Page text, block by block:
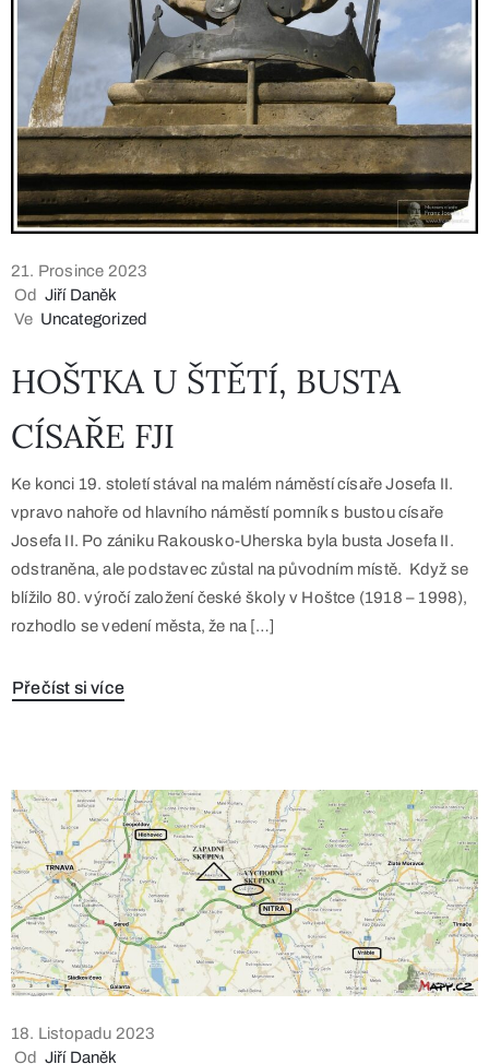
21. Prosince 2023
Od Jiří Daněk
Ve Uncategorized
HOŠTKA U ŠTĚTÍ, BUSTA
CÍSAŘE FJI
Ke konci 19. století stával na malém náměstí císaře Josefa II.
vpravo nahoře od hlavního náměstí pomník s bustou císaře
Josefa II. Po zániku Rakousko-Uherska byla busta Josefa II.
odstraněna, ale podstavec zůstal na původním místě. Když se
blížilo 80. výročí založení české školy v Hoštce (1918 – 1998),
rozhodlo se vedení města, že na […]
Přečíst si více
18. Listopadu 2023
Od Jiří Daněk